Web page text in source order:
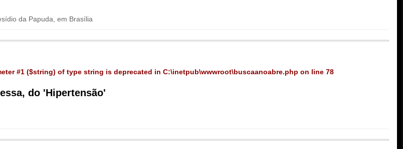
da Papuda, em Brasília
#1 ($string) of type string is deprecated inC:\inetpub\wwwroot\buscaanoabre.php on line78
do 'Hipertensão'